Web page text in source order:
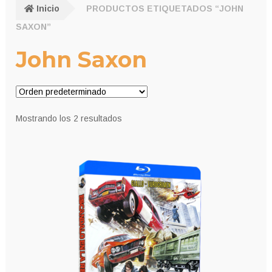
Inicio
PRODUCTOS ETIQUETADOS “JOHN
SAXON”
John Saxon
Mostrando los 2 resultados